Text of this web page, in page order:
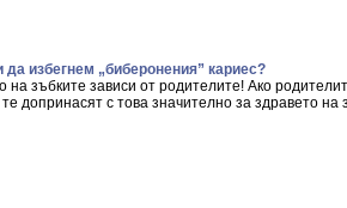
избегнем „биберонения” кариес?
на зъбките зависи от родителите! Ако
допринасят с това значително за здравето